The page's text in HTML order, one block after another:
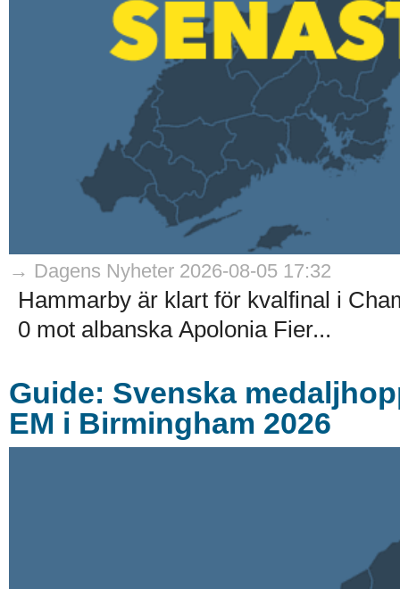
→ Dagens Nyheter 2026-08-05 17:32
Hammarby är klart för kvalfinal i
0 mot albanska Apolonia Fier...
Guide: Svenska
EM i Birmingham 2026